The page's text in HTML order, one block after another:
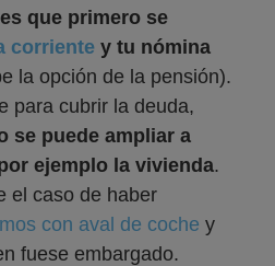
que primero se
corriente y tu nómina
la opción de la pensión).
para cubrir la deuda,
se puede ampliar a
ejemplo la vivienda.
el caso de haber
con aval de coche y
fuese embargado.